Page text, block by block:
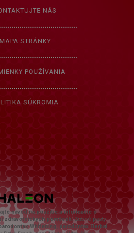
NÁS
MAPA STRÁNKY
POUŽÍVANIA
SÚKROMIA
návod na použitie a informácie o
zdravotníckych pomôcok.Zubné pasty
Whitening, parodontax Herbal